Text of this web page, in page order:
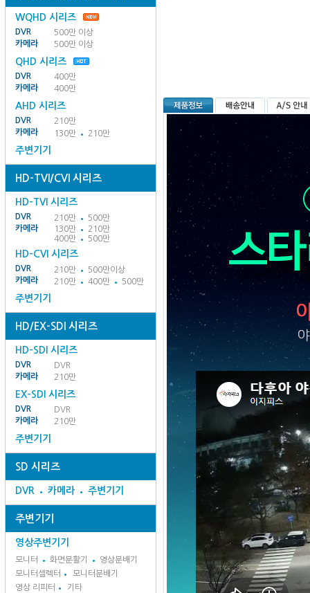
WQHD 시리즈
DVR
500만 이상
카메라
500만 이상
QHD 시리즈
DVR
400만
카메라
400만
AHD 시리즈
DVR
210만
카메라
130만 210만
주변기기
HD-TVI/CVI 시리즈
HD-TVI 시리즈
DVR 210만
500만
카메라
130만
210만
400만
500만
HD-CVI 시리즈
DVR 210만
500만이상
카메라
210만 400만 500만
주변기기
HD/EX-SDI 시리즈
HD-SDI 시리즈
DVR
DVR
카메라
210만
EX-SDI 시리즈
DVR
DVR
카메라
210만
주변기기
SD 시리즈
DVR 카메라 주변기기
주변기기
영상주변기기
모니터 화면분활기
영상분배기
모니터셀렉터
모니터분배기
영상 리피터
기타